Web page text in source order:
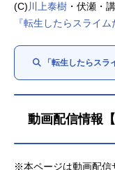
(C)川上泰樹 ・伏瀬・
『転生したらスライ
「転生したらス
動画配信情報【
※本ページは動画配信